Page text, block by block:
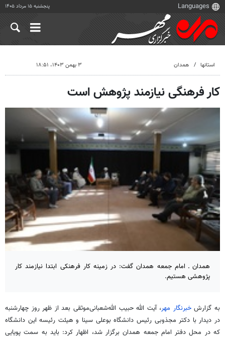
پنجشنبه ۱۵ مرداد ۱۴۰۵
استانها همدان ۳ بهمن ۱۴۰۳، ۱۸:۵۱
کار فرهنگی نیازمند پژوهش است
همدان ـ امام جمعه همدان گفت: در زمینه کار فرهنکی ابتدا نیازمند کار
پژوهشی هستیم.
به گزارشخبرنگار مهر، آیت الله حبیب الله‌شعبانی‌موثقی بعد از ظهر روز چهارشنبه
در دیدار با دکتر مجذوبی رئیس دانشگاه بوعلی سینا و هیئت رئیسه این دانشگاه
که در محل دفتر امام جمعه همدان برگزار شد، اظهار کرد: باید به سمت پویایی